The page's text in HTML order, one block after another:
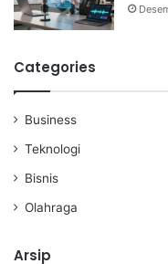
Categories
Business
Teknologi
Bisnis
Olahraga
Arsip